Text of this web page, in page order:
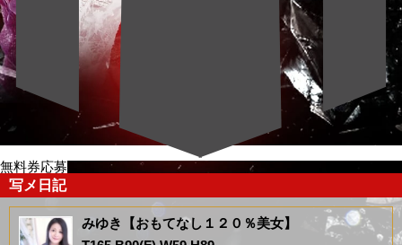
無料券応募
写メ日記
みゆき【おもてなし１２０％美女】